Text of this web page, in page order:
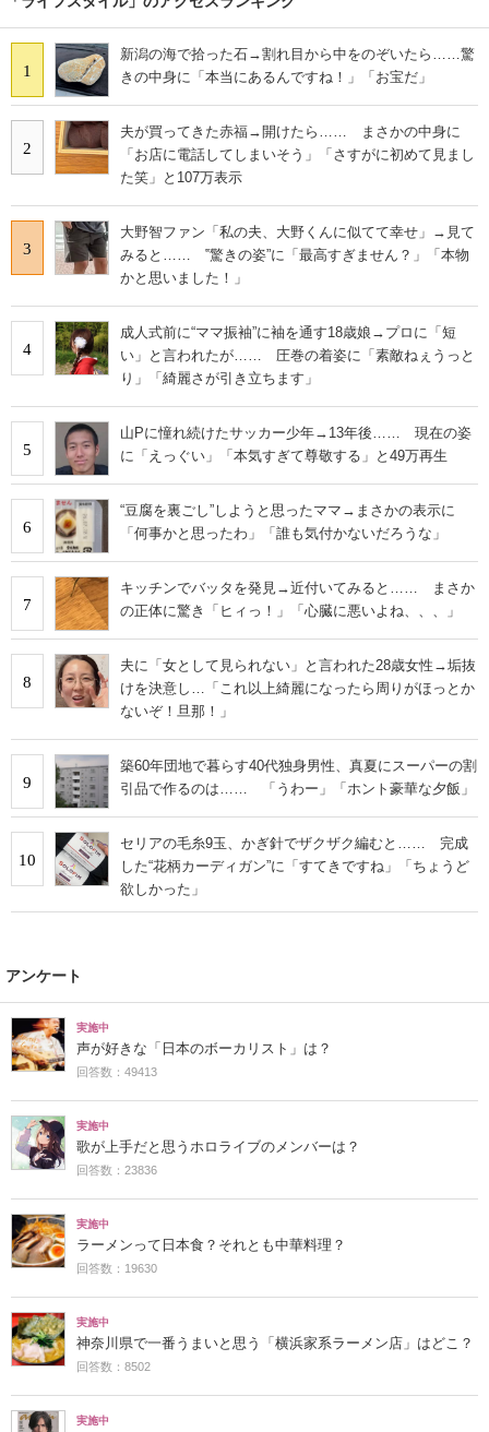
1
新潟の海で拾った石→割れ目から中をのぞいたら……驚
きの中身に「本当にあるんですね！」「お宝だ」
2
夫が買ってきた赤福→開けたら…… まさかの中身に
「お店に電話してしまいそう」「さすがに初めて見まし
た笑」と107万表示
3
大野智ファン「私の夫、大野くんに似てて幸せ」→見て
みると…… ‟驚きの姿”に「最高すぎません？」「本物
かと思いました！」
4
成人式前に“ママ振袖”に袖を通す18歳娘→プロに「短
い」と言われたが…… 圧巻の着姿に「素敵ねぇうっと
り」「綺麗さが引き立ちます」
5
山Pに憧れ続けたサッカー少年→13年後…… 現在の姿
に「えっぐい」「本気すぎて尊敬する」と49万再生
6
“豆腐を裏ごし”しようと思ったママ→まさかの表示に
「何事かと思ったわ」「誰も気付かないだろうな」
7
キッチンでバッタを発見→近付いてみると…… まさか
の正体に驚き「ヒィっ！」「心臓に悪いよね、、、」
8
夫に「女として見られない」と言われた28歳女性→垢抜
けを決意し…「これ以上綺麗になったら周りがほっとか
ないぞ！旦那！」
9
築60年団地で暮らす40代独身男性、真夏にスーパーの割
引品で作るのは…… 「うわー」「ホント豪華な夕飯」
10
セリアの毛糸9玉、かぎ針でザクザク編むと…… 完成
した“花柄カーディガン”に「すてきですね」「ちょうど
欲しかった」
アンケート
実施中
声が好きな「日本のボーカリスト」は？
回答数：49413
実施中
歌が上手だと思うホロライブのメンバーは？
回答数：23836
実施中
ラーメンって日本食？それとも中華料理？
回答数：19630
実施中
神奈川県で一番うまいと思う「横浜家系ラーメン店」はどこ？
回答数：8502
実施中